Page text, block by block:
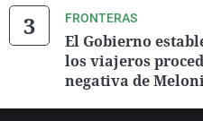
FRONTERAS
El Gobierno
los viajeros
negativa de